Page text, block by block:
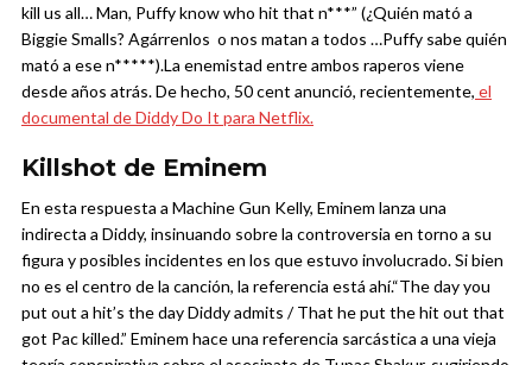
kill us all… Man, Puffy know who hit that n***” (¿Quién mató a
Biggie Smalls? Agárrenlos o nos matan a todos …Puffy sabe quién
mató a ese n*****).La enemistad entre ambos raperos viene
desde años atrás. De hecho, 50 cent anunció, recientemente, el
documental de Diddy Do It para Netflix.
Killshot de Eminem
En esta respuesta a Machine Gun Kelly, Eminem lanza una
indirecta a Diddy, insinuando sobre la controversia en torno a su
figura y posibles incidentes en los que estuvo involucrado. Si bien
no es el centro de la canción, la referencia está ahí.“The day you
put out a hit’s the day Diddy admits / That he put the hit out that
got Pac killed.” Eminem hace una referencia sarcástica a una vieja